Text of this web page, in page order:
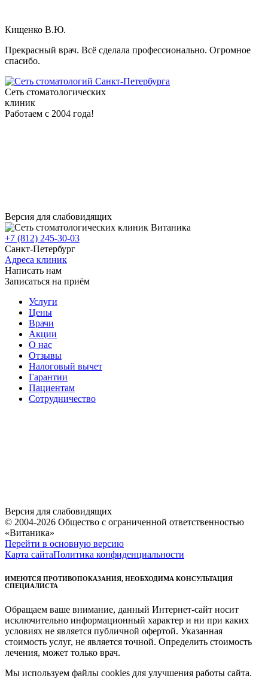
звонок
Кищенко В.Ю.
Прекрасный врач. Всё сделала профессионально. Огромное
спасибо.
Сеть стоматологических
клиник
Работаем с 2004 года!
Версия для слабовидящих
+7 (812) 245-30-03
Санкт-Петербург
Адреса клиник
Написать нам
Записаться на приём
Услуги
Цены
Врачи
Акции
О нас
Отзывы
Налоговый вычет
Гарантии
Пациентам
Сотрудничество
Версия для слабовидящих
© 2004-2026 Общество с ограниченной ответственностью
«Витаника»
Перейти в основную версию
Карта сайтаПолитика конфиденциальности
ИМЕЮТСЯ ПРОТИВОПОКАЗАНИЯ, НЕОБХОДИМА КОНСУЛЬТАЦИЯ
СПЕЦИАЛИСТА
Обращаем ваше внимание, данный Интернет-сайт носит
исключительно информационный характер и ни при каких
условиях не является публичной офертой. Указанная
стоимость услуг, не является точной. Определить стоимость
лечения, может только врач.
Мы используем файлы cookies для улучшения работы сайта.